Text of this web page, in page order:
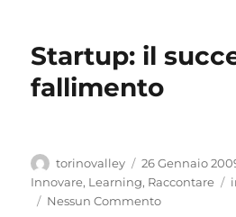
Startup: il
fallimento
Autore
torinovalley
Pubblicato
il
26 Gennaio
Innovare, Learning, Raccontare
Nessun Commento